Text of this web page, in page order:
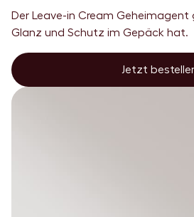
Der Leave-in Cream Geheimagent
Glanz und Schutz im Gepäck hat.
Jetzt